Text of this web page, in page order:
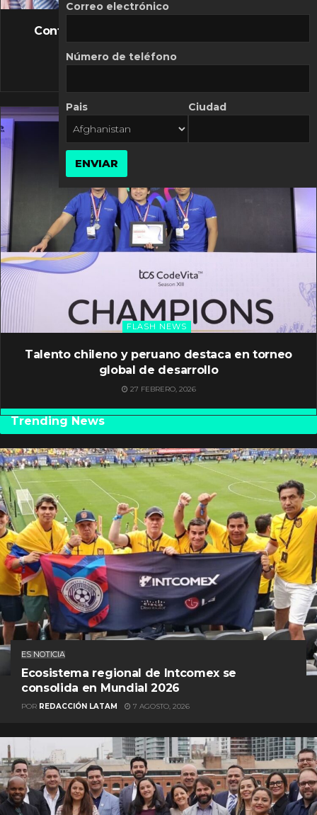
FLASH NEWS
Controversia de Mercado Libre por costos
10 MARZO, 2026
FLASH NEWS
Talento chileno y peruano destaca en torneo
global de desarrollo
27 FEBRERO, 2026
Trending News
ES NOTICIA
Ecosistema regional de Intcomex se
consolida en Mundial 2026
POR REDACCIÓN LATAM 7 AGOSTO, 2026
Correo electrónico
Número de teléfono
Pais Ciudad
ENVIAR